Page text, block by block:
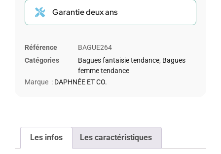
Garantie deux ans
Référence
BAGUE264
Catégories
Bagues fantaisie tendance, Bagues
femme tendance
Marque : DAPHNÉE ET CO.
Les infos Les caractéristiques